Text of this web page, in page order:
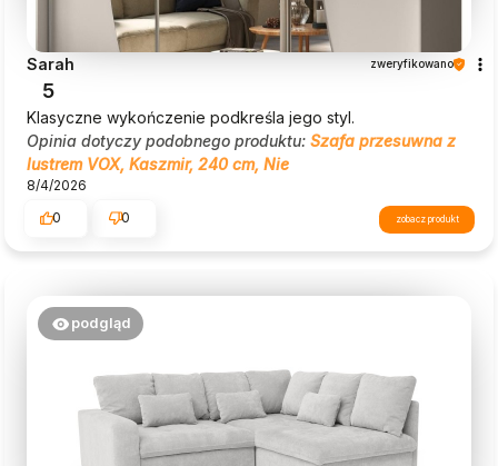
Sarah zweryfikowano
5
Klasyczne wykończenie podkreśla jego styl.
Opinia dotyczy podobnego produktu: Szafa przesuwna z
lustrem VOX, Kaszmir, 240 cm, Nie
8/4/2026
0
0 zobacz produkt
podgląd